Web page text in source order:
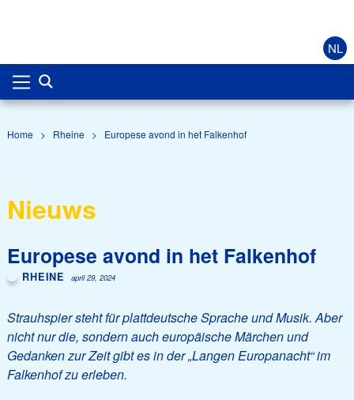
NL
Home > Rheine > Europese avond in het Falkenhof
Nieuws
Europese avond in het Falkenhof
RHEINE april 29, 2024
Strauhspier steht für plattdeutsche Sprache und Musik. Aber
nicht nur die, sondern auch europäische Märchen und
Gedanken zur Zeit gibt es in der „Langen Europanacht“ im
Falkenhof zu erleben.